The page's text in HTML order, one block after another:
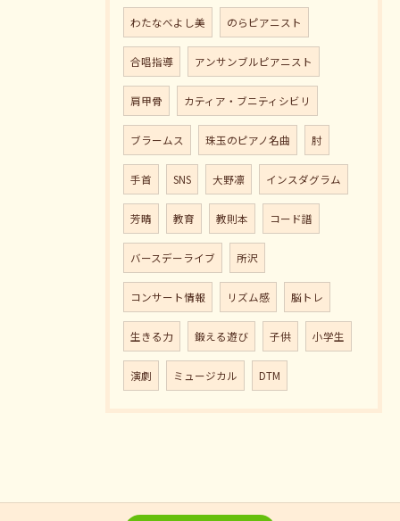
わたなべよし美 のらピアニスト
合唱指導 アンサンブルピアニスト
肩甲骨 カティア・ブニティシビリ
ブラームス 珠玉のピアノ名曲 肘
手首 SNS 大野凛 インスダグラム
芳晴 教育 教則本 コード譜
バースデーライブ 所沢
コンサート情報 リズム感 脳トレ
生きる力 鍛える遊び 子供 小学生
演劇 ミュージカル DTM